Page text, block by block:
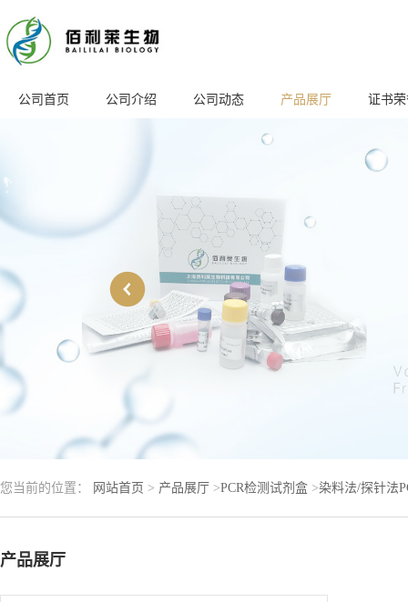
公司首页 公司介绍 公司动态 产品展厅 证书
您当前的位置： 网站首页 > 产品展厅 >PCR检测试剂盒 >染料法/探针法
产品展厅